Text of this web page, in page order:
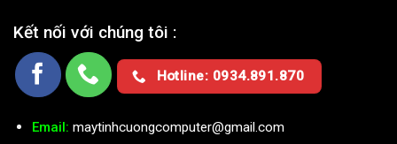
Kết nối với chúng tôi :
Hotline: 0934.891.870
Email: maytinhcuongcomputer@gmail.com